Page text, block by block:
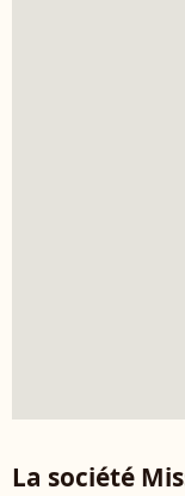
La société